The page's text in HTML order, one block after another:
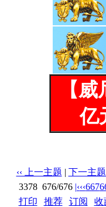
【
亿
‹‹ 上一主题 | 下一主题
3378 676/676 |‹‹‹667
打印
推荐| 订阅
收